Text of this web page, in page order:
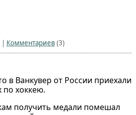
| Комментариев (3)
в Ванкувер от России приехали
по хоккею.
получить медали помешал